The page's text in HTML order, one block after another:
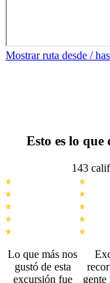
Mostrar ruta desde /
Esto es lo que
143
Lo que más nos
gustó de esta
excursión fue